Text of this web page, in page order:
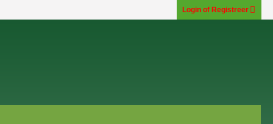
Login of Registreer